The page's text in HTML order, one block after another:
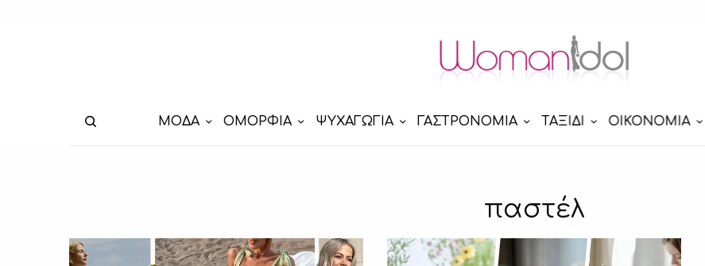
ΜΟΔΑ ΟΜΟΡΦΙΑ ΨΥΧΑΓΩΓΙΑ ΓΑΣΤΡΟΝΟΜΙΑ ΤΑΞΙΔΙ ΟΙΚΟΝΟΜΙΑ
παστέλ